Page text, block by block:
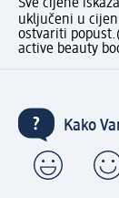
Sve cijene
uključeni u
ostvariti popust.
active beauty
Kako